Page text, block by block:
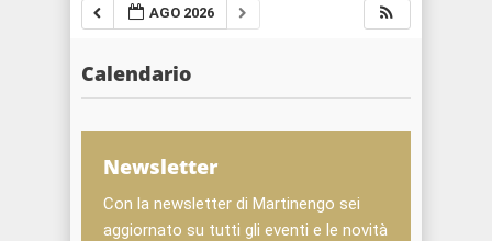
AGO 2026
Calendario
Newsletter
Con la newsletter di Martinengo sei
aggiornato su tutti gli eventi e le novità